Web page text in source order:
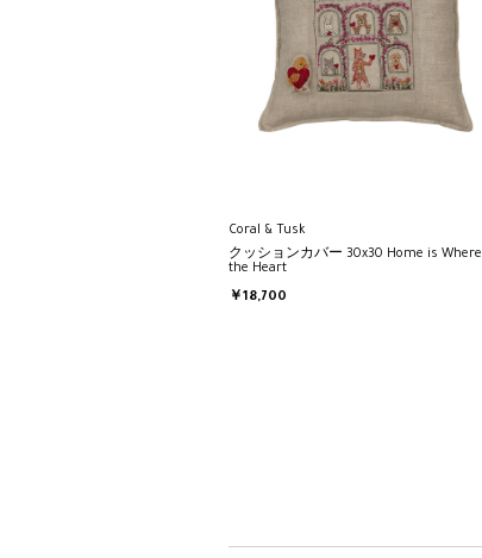
Coral & Tusk
クッションカバー 30x30 Home is Where
the Heart
￥18,700